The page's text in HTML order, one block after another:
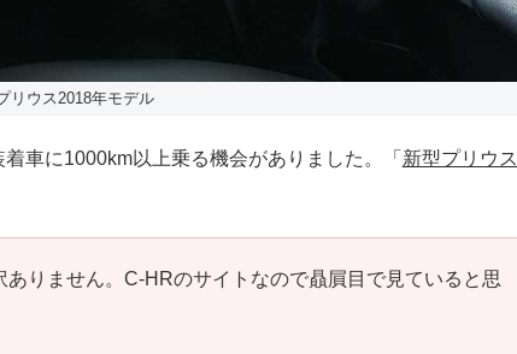
リウス2018年モデル
車に1000km以上乗る機会がありました。「 新型プリウス
りません。C-HRのサイトなので贔屓目で見ていると思